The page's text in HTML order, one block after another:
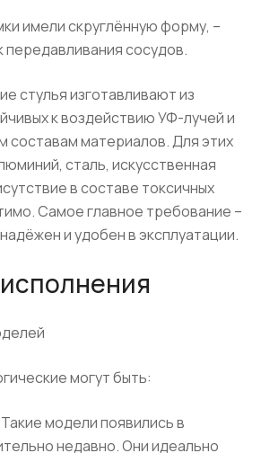
имели скруглённую форму, –
передавливания сосудов.
стулья изготавливают из
к воздействию УФ-лучей и
материалов. Для этих
сталь, искусственная
в составе токсичных
Самое главное требование –
и удобен в эксплуатации.
могут быть:
модели появились в
недавно. Они идеально